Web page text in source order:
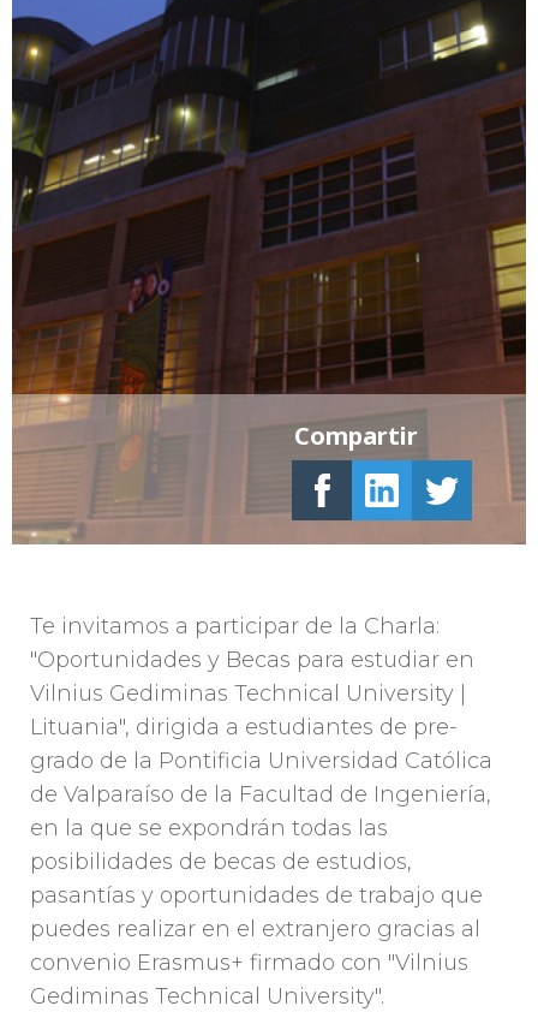
Te invitamos a participar de la Charla:
"Oportunidades y Becas para estudiar en
Vilnius Gediminas Technical University |
Lituania", dirigida a estudiantes de pre-
grado de la Pontificia Universidad Católica
de Valparaíso de la Facultad de Ingeniería,
en la que se expondrán todas las
posibilidades de becas de estudios,
pasantías y oportunidades de trabajo que
puedes realizar en el extranjero gracias al
convenio Erasmus+ firmado con "Vilnius
Gediminas Technical University".
Compartir